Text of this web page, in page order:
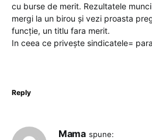
cu burse de merit. Rezultatele
mergi la un birou și vezi proasta
funcție, un titlu fara merit.
In ceea ce privește sindicatele=
Reply
Mama spune: